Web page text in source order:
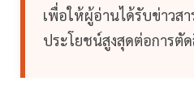
เพื่อให้ผู้อ่านได้รับข่าวส
ประโยชน์สูงสุดต่อการตั